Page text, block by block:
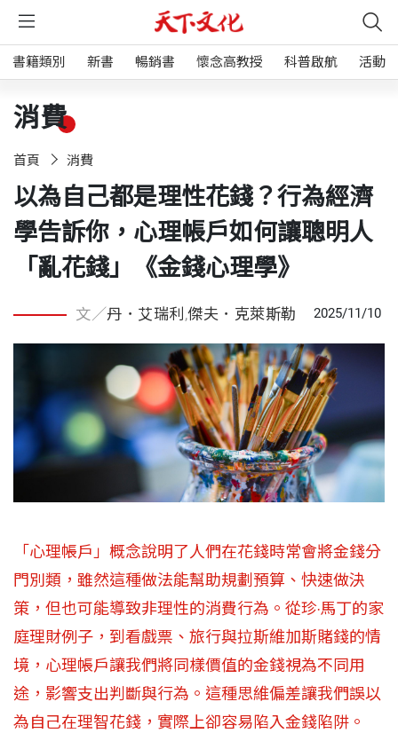
書籍類別 新書 暢銷書 懷念高教授 科普啟航 活動
消費
首頁 消費
以為自己都是理性花錢？行為經濟
學告訴你，心理帳戶如何讓聰明人
「亂花錢」《金錢心理學》
文／丹．艾瑞利 ,傑夫．克萊斯勒 2025/11/10
「心理帳戶」概念說明了人們在花錢時常會將金錢分
門別類，雖然這種做法能幫助規劃預算、快速做決
策，但也可能導致非理性的消費行為。從珍‧馬丁的家
庭理財例子，到看戲票、旅行與拉斯維加斯賭錢的情
境，心理帳戶讓我們將同樣價值的金錢視為不同用
途，影響支出判斷與行為。這種思維偏差讓我們誤以
為自己在理智花錢，實際上卻容易陷入金錢陷阱。